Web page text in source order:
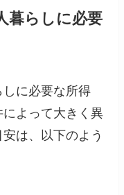
暮らしに必要
に必要な所得
よって大きく異
は、以下のよう